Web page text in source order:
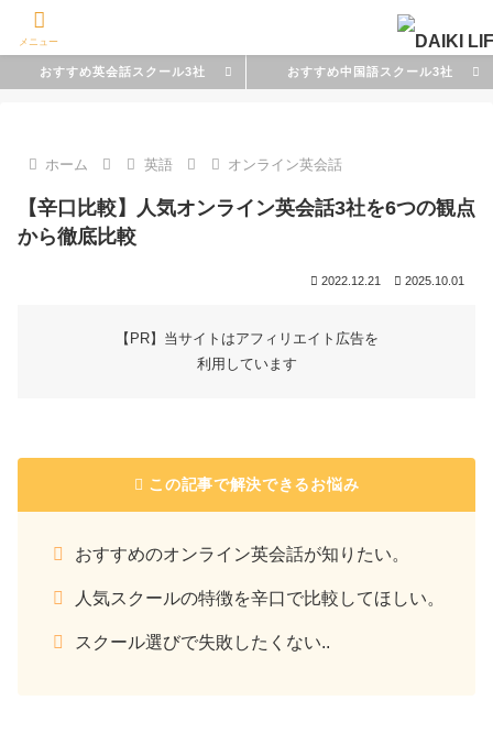
おすすめ英会話スクール3社 おすすめ中国語スクール3社
ホーム 英語 オンライン英会話
【辛口比較】人気オンライン英会話3社を6つの観点
から徹底比較
2022.12.21 2025.10.01
【PR】当サイトはアフィリエイト広告を
利用しています
この記事で解決できるお悩み
おすすめのオンライン英会話が知りたい。
人気スクールの特徴を辛口で比較してほしい。
スクール選びで失敗したくない..
メニュー